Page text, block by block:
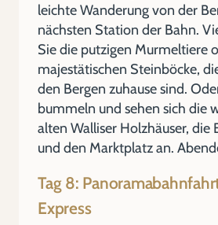
leichte Wanderung von der
nächsten Station der Bahn.
Sie die putzigen Murmeltiere
majestätischen Steinböcke,
den Bergen zuhause sind.
bummeln und sehen sich die
alten Walliser Holzhäuser, die
und den Marktplatz an.
Tag 8:
Express